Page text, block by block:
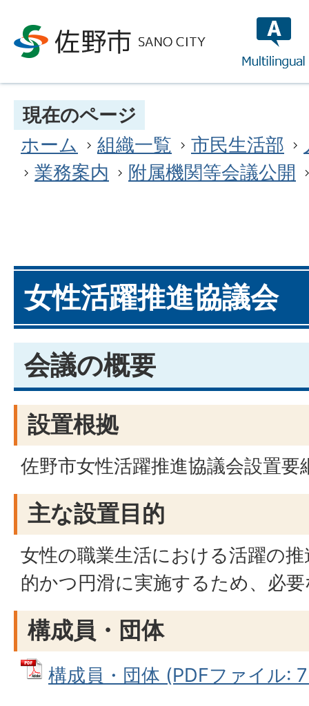
現在のページ
ホーム
組織一覧 市民生活部
業務案内
附属機関等会議公開
女性活躍推進協議会
会議の概要
設置根拠
佐野市女性活躍推進協議会設置要
主な設置目的
女性の職業生活における活躍の
的かつ円滑に実施するため、必
構成員・団体
構成員・団体 (PDFファイル: